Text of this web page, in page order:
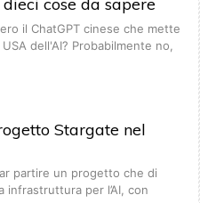
dieci cose da sapere
il ChatGPT cinese che mette
dell'AI? Probabilmente no,
Stargate nel
partire un progetto che di
infrastruttura per l’AI, con